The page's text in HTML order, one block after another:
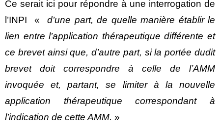
Ce serait ici pour répondre à une interrogation de
l’INPI « d’une part, de quelle manière établir le
lien entre l’application thérapeutique différente et
ce brevet ainsi que, d’autre part, si la portée dudit
brevet doit correspondre à celle de l’AMM
invoquée et, partant, se limiter à la nouvelle
application thérapeutique correspondant à
l’indication de cette AMM. »